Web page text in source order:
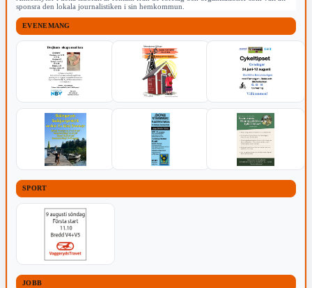
sponsra den lokala journalistiken i sin hemkommun.
EVENEMANG
SPORT
JOBB